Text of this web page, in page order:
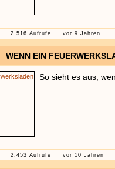
2.516 Aufrufe vor 9 Jahren
WENN EIN
So sieht es aus,
2.453 Aufrufe vor 10 Jahren